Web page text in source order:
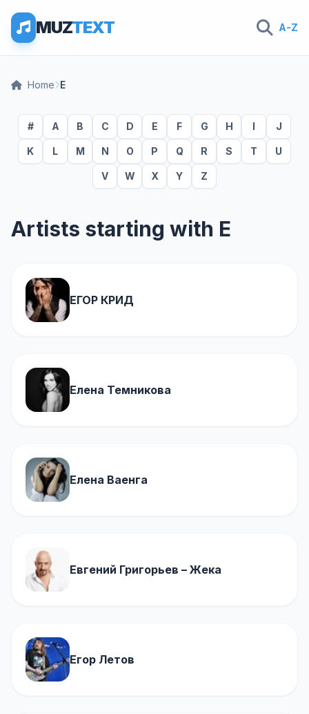
MUZTEXT A-Z
Home Е
# A B C D E F G H I J
K L M N O P Q R S T U
V W X Y Z
Artists starting with Е
ЕГОР КРИД
Елена Темникова
Елена Ваенга
Евгений Григорьев – Жека
Егор Летов